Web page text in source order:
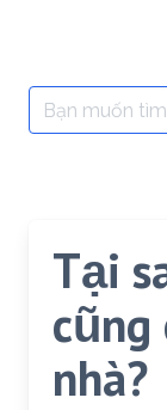
Search
for:
Tại
cũng
nhà?